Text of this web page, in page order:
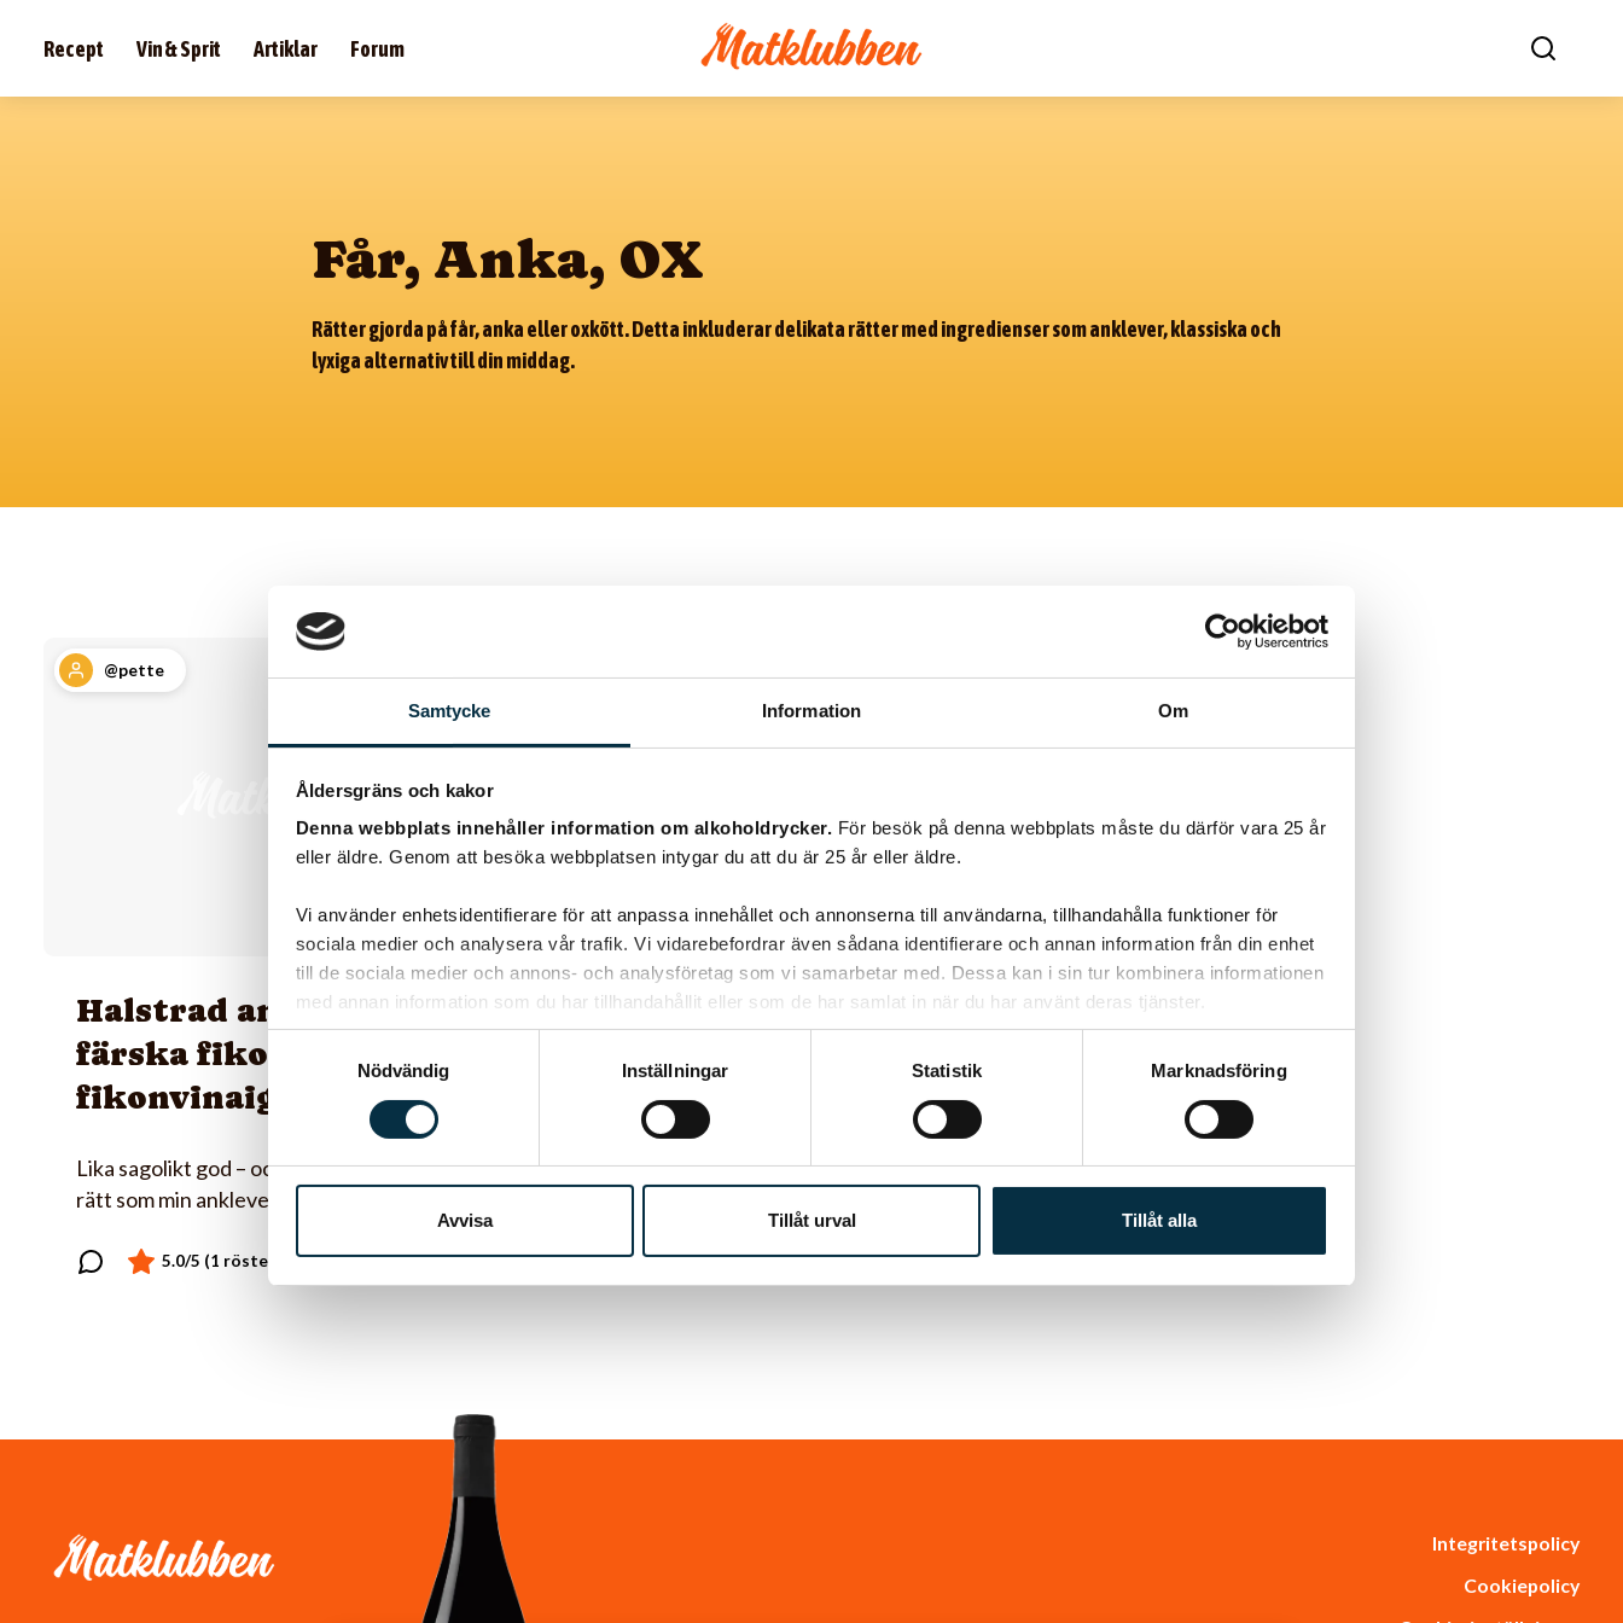
Samtycke Information Om
Åldersgräns och kakor
Denna webbplats innehåller information om alkoholdrycker. För besök på denna webbplats måste du därför vara 25 år
eller äldre. Genom att besöka webbplatsen intygar du att du är 25 år eller äldre.
Vi använder enhetsidentifierare för att anpassa innehållet och annonserna till användarna, tillhandahålla funktioner för
sociala medier och analysera vår trafik. Vi vidarebefordrar även sådana identifierare och annan information från din enhet
till de sociala medier och annons- och analysföretag som vi samarbetar med. Dessa kan i sin tur kombinera informationen
med annan information som du har tillhandahållit eller som de har samlat in när du har använt deras tjänster.
Nödvändig
Inställningar Statistik Marknadsföring
Avvisa Tillåt urval Tillåt alla
Recept Vin & Sprit Artiklar Forum
Får, Anka, OX
Rätter gjorda på får, anka eller oxkött. Detta inkluderar delikata rätter med ingredienser som anklever, klassiska och
lyxiga alternativ till din middag.
@pette
Halstrad anklever med
färska fikon och
fikonvinaigrette
Lika sagolikt god – och lika kontroversiell –
rätt som min ankleverterrine.
Integritetspolicy
Cookiepolicy